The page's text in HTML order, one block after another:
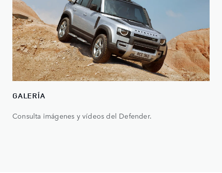
GALERÍA
Consulta imágenes y vídeos del Defender.